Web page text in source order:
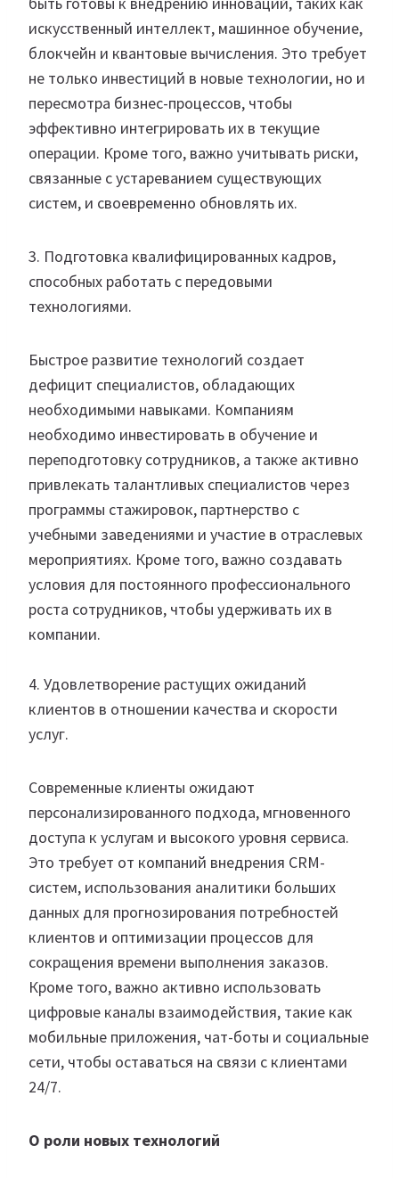
искусственный интеллект, машинное обучение,
блокчейн и квантовые вычисления. Это требует
не только инвестиций в новые технологии, но и
пересмотра бизнес-процессов, чтобы
эффективно интегрировать их в текущие
операции. Кроме того, важно учитывать риски,
связанные с устареванием существующих
систем, и своевременно обновлять их.
3. Подготовка квалифицированных кадров,
способных работать с передовыми
технологиями.
Быстрое развитие технологий создает
дефицит специалистов, обладающих
необходимыми навыками. Компаниям
необходимо инвестировать в обучение и
переподготовку сотрудников, а также активно
привлекать талантливых специалистов через
программы стажировок, партнерство с
учебными заведениями и участие в отраслевых
мероприятиях. Кроме того, важно создавать
условия для постоянного профессионального
роста сотрудников, чтобы удерживать их в
компании.
4. Удовлетворение растущих ожиданий
клиентов в отношении качества и скорости
услуг.
Современные клиенты ожидают
персонализированного подхода, мгновенного
доступа к услугам и высокого уровня сервиса.
Это требует от компаний внедрения CRM-
систем, использования аналитики больших
данных для прогнозирования потребностей
клиентов и оптимизации процессов для
сокращения времени выполнения заказов.
Кроме того, важно активно использовать
цифровые каналы взаимодействия, такие как
мобильные приложения, чат-боты и социальные
сети, чтобы оставаться на связи с клиентами
24/7.
О роли новых технологий